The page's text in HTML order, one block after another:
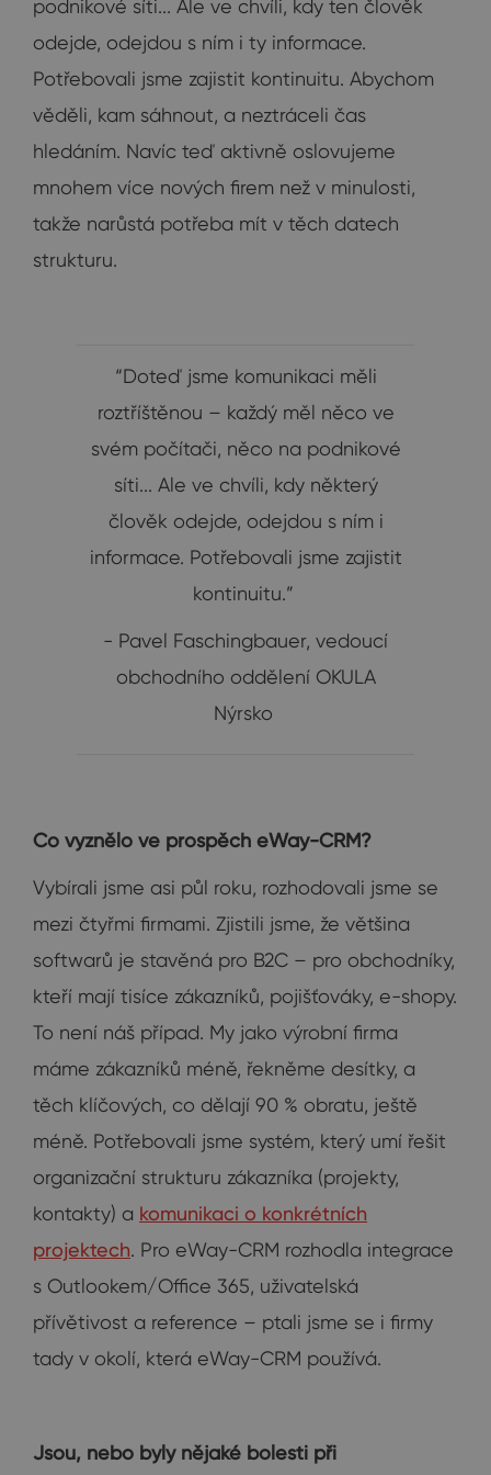
podnikové síti... Ale ve chvíli, kdy ten člověk
odejde, odejdou s ním i ty informace.
Potřebovali jsme zajistit kontinuitu. Abychom
věděli, kam sáhnout, a neztráceli čas
hledáním. Navíc teď aktivně oslovujeme
mnohem více nových firem než v minulosti,
takže narůstá potřeba mít v těch datech
strukturu.
“Doteď jsme komunikaci měli
roztříštěnou – každý měl něco ve
svém počítači, něco na podnikové
síti... Ale ve chvíli, kdy některý
člověk odejde, odejdou s ním i
informace. Potřebovali jsme zajistit
kontinuitu.”
- Pavel Faschingbauer, vedoucí
obchodního oddělení OKULA
Nýrsko
Co vyznělo ve prospěch eWay-CRM?
Vybírali jsme asi půl roku, rozhodovali jsme se
mezi čtyřmi firmami. Zjistili jsme, že většina
softwarů je stavěná pro B2C – pro obchodníky,
kteří mají tisíce zákazníků, pojišťováky, e-shopy.
To není náš případ. My jako výrobní firma
máme zákazníků méně, řekněme desítky, a
těch klíčových, co dělají 90 % obratu, ještě
méně. Potřebovali jsme systém, který umí řešit
organizační strukturu zákazníka (projekty,
kontakty) a komunikaci o konkrétních
projektech. Pro eWay-CRM rozhodla integrace
s Outlookem/Office 365, uživatelská
přívětivost a reference – ptali jsme se i firmy
tady v okolí, která eWay-CRM používá.
Jsou, nebo byly nějaké bolesti při